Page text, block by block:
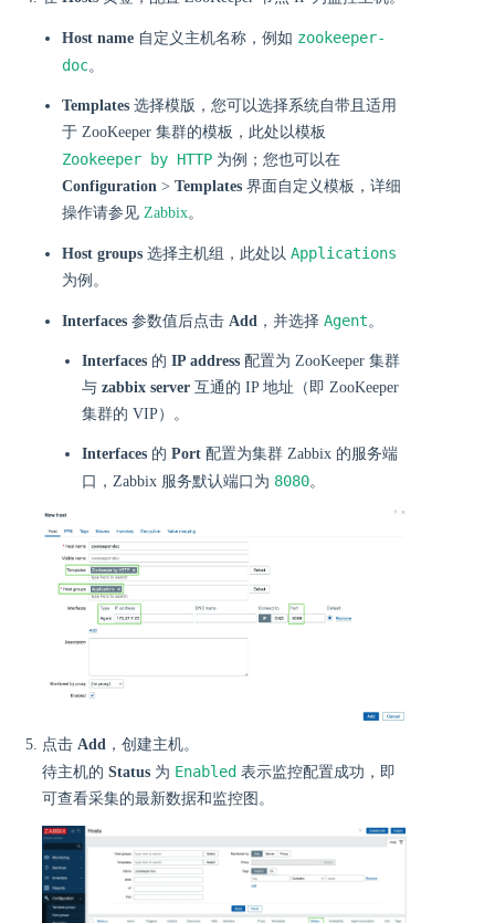
Host name 自定义主机名称，例如 zookeeper-
doc。
Templates 选择模版，您可以选择系统自带且适用
于 ZooKeeper 集群的模板，此处以模板
Zookeeper by HTTP 为例；您也可以在
Configuration > Templates 界面自定义模板，详细
操作请参见 Zabbix。
Host groups 选择主机组，此处以 Applications
为例。
Interfaces 参数值后点击 Add ，并选择 Agent。
Interfaces 的 IP address 配置为 ZooKeeper 集群
与 zabbix server 互通的 IP 地址（即 ZooKeeper
集群的 VIP）。
Interfaces 的 Port 配置为集群 Zabbix 的服务端
口，Zabbix 服务默认端口为 8080。
点击 Add ，创建主机。
待主机的 Status 为 Enabled 表示监控配置成功，即
可查看采集的最新数据和监控图。